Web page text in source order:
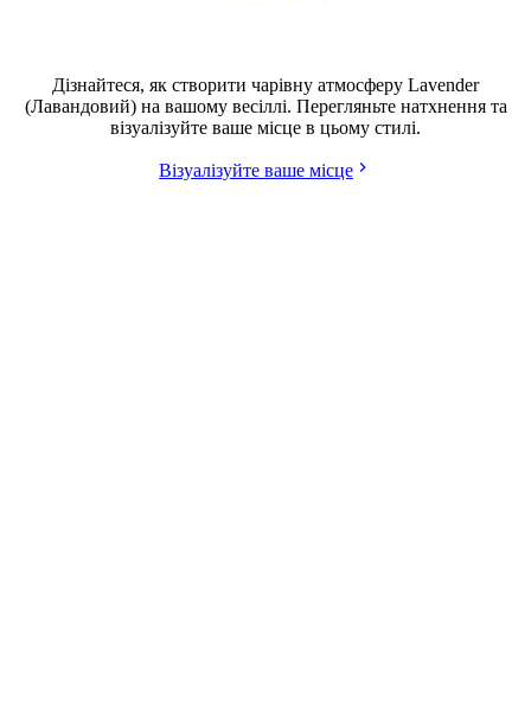
Дізнайтеся, як створити чарівну атмосферу Lavender
(Лавандовий) на вашому весіллі. Перегляньте натхнення та
візуалізуйте ваше місце в цьому стилі.
Візуалізуйте ваше місце